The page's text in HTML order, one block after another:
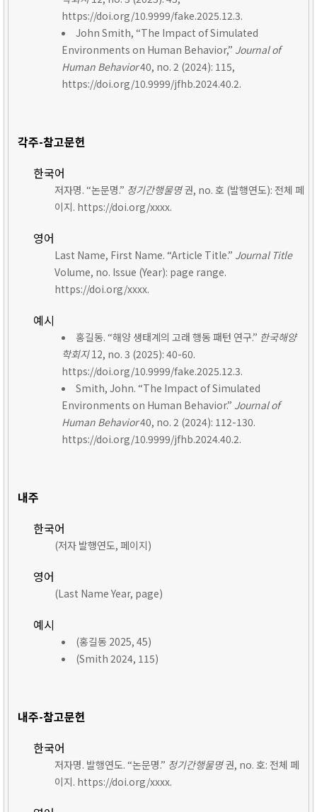
https://doi.org/10.9999/fake.2025.12.3.
John Smith, “The Impact of Simulated
Environments on Human Behavior,” Journal of
Human Behavior40, no. 2 (2024): 115,
https://doi.org/10.9999/jfhb.2024.40.2.
각주-참고문헌
한국어
저자명. “논문명.” 정기간행물명권, no. 호 (발행연도): 전체 페
이지. https://doi.org/xxxx.
영어
Last Name, First Name. “Article Title.” Journal Title
Volume, no. Issue (Year): page range.
https://doi.org/xxxx.
예시
홍길동. “해양 생태계의 고래 행동 패턴 연구.” 한국해양
학회지12, no. 3 (2025): 40-60.
https://doi.org/10.9999/fake.2025.12.3.
Smith, John. “The Impact of Simulated
Environments on Human Behavior.” Journal of
Human Behavior40, no. 2 (2024): 112-130.
https://doi.org/10.9999/jfhb.2024.40.2.
내주
한국어
(저자 발행연도, 페이지)
영어
(Last Name Year, page)
예시
(홍길동 2025, 45)
(Smith 2024, 115)
내주-참고문헌
한국어
저자명. 발행연도. “논문명.” 정기간행물명권, no. 호: 전체 페
이지. https://doi.org/xxxx.